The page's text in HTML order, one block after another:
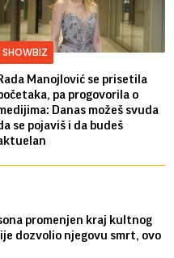
SHOWBIZ
Manojlović se prisetila
pa progovorila o
Danas možeš svuda
se pojaviš i da budeš
promenjen kraj kultnog
dozvolio njegovu smrt, ovo